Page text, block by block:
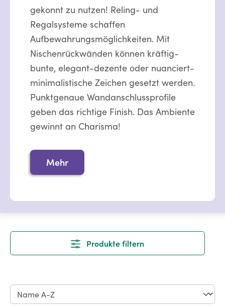
gekonnt zu nutzen! Reling- und
Regalsysteme schaffen
Aufbewahrungsmöglichkeiten. Mit
Nischenrückwänden können kräftig-
bunte, elegant-dezente oder nuanciert-
minimalistische Zeichen gesetzt werden.
Punktgenaue Wandanschlussprofile
geben das richtige Finish. Das Ambiente
gewinnt an Charisma!
Mehr
Produkte filtern